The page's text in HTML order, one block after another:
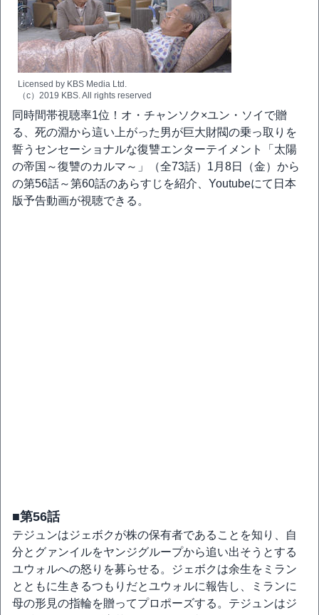
Licensed by KBS Media Ltd.
（c）2019 KBS. All rights reserved
同時間帯視聴率1位！オ・チャンソク×ユン・ソイで贈
る、死の淵から這い上がった男が巨大財閥の乗っ取りを
誓うセンセーショナルな復讐エンターテイメント「太陽
の帝国～復讐のカルマ～」（全73話）1月8日（金）から
の第56話～第60話のあらすじを紹介、Youtubeにて日本
版予告動画が視聴できる。
■第56話
テジュンはジェボクが株の保有者であることを知り、自
分とグァンイルをヤンジグループから追い出そうとする
ユウォルへの怒りを募らせる。ジェボクは余生をミラン
とともに生きるつもりだとユウォルに報告し、ミランに
母の形見の指輪を贈ってプロポーズする。テジュンはジ